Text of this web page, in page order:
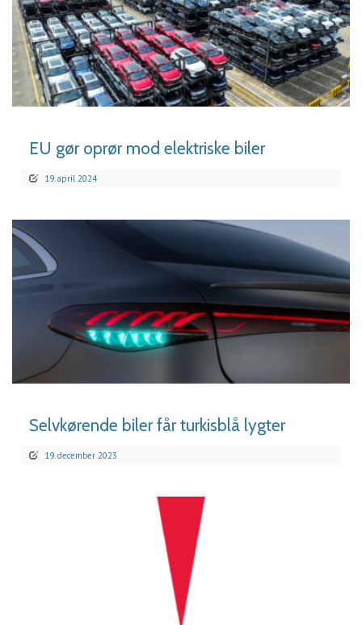
LÆS MERE
EU gør oprør mod elektriske biler
19. april 2024
Selvkørende biler får turkisblå lygter
19. december 2023